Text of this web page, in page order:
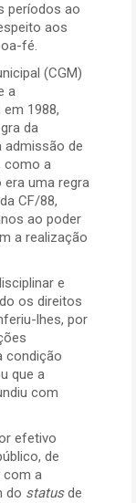
períodos ao
aos
fé.
(CGM)
a
1988,
da
admissão de
como a
uma regra
CF/88,
ao poder
a realização
e
os direitos
lhes, por
condição
que a
com
efetivo
de
com a
do statusde